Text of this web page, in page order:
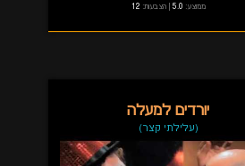
ממוצע: 5.0
|הצבעות: 12
יורדים למעלה
(עלילתי קצר)